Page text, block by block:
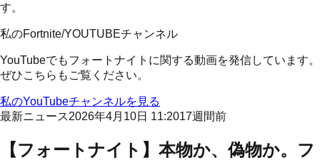
す。
私のFortnite/YOUTUBEチャンネル
YouTubeでもフォートナイトに関する動画を発信しています。
ぜひこちらもご覧ください。
私のYouTubeチャンネルを見る
最新ニュース2026年4月10日 11:2017週間前
【フォートナイト】本物か、偽物か。フ